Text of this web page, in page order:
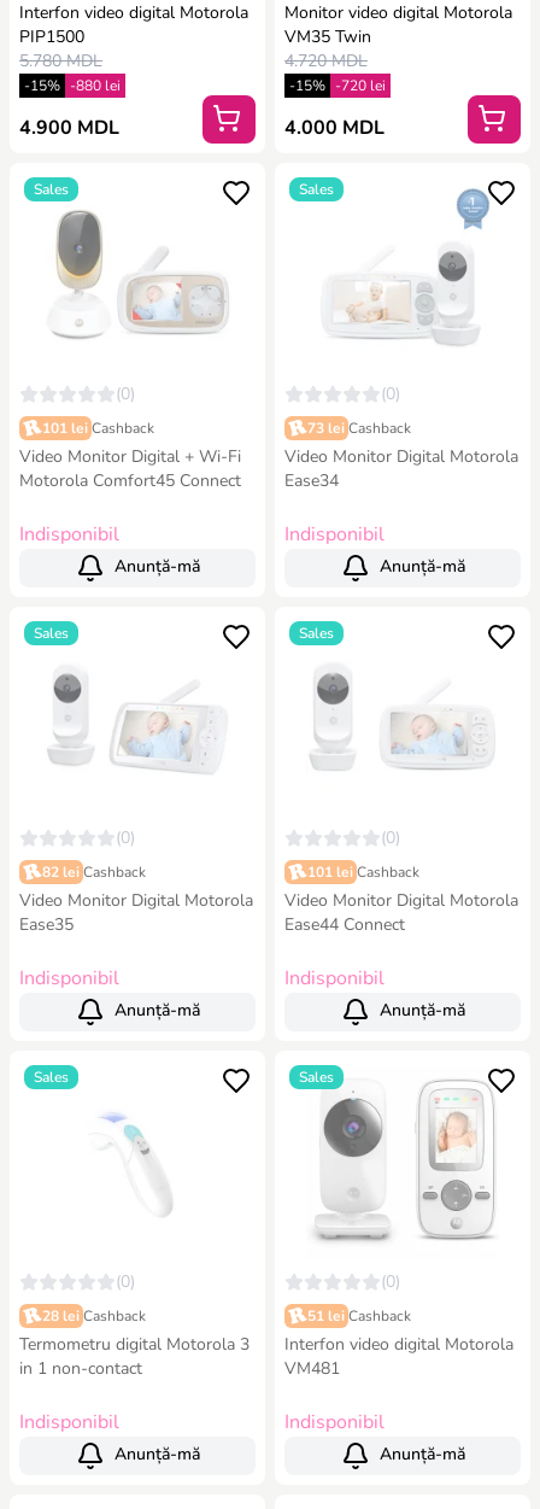
Interfon video digital Motorola
PIP1500
5.780 MDL
-15% -880 lei
4.900 MDL
Monitor video digital Motorola
VM35 Twin
4.720 MDL
-15% -720 lei
4.000 MDL
Sales
(0)
101 lei Cashback
Video Monitor Digital + Wi-Fi
Motorola Comfort45 Connect
Indisponibil
Anunță-mă
Sales
(0)
73 lei Cashback
Video Monitor Digital Motorola
Ease34
Indisponibil
Anunță-mă
Sales
(0)
82 lei Cashback
Video Monitor Digital Motorola
Ease35
Indisponibil
Anunță-mă
Sales
(0)
101 lei Cashback
Video Monitor Digital Motorola
Ease44 Connect
Indisponibil
Anunță-mă
Sales
(0)
28 lei Cashback
Termometru digital Motorola 3
in 1 non-contact
Indisponibil
Anunță-mă
Sales
(0)
51 lei Cashback
Interfon video digital Motorola
VM481
Indisponibil
Anunță-mă